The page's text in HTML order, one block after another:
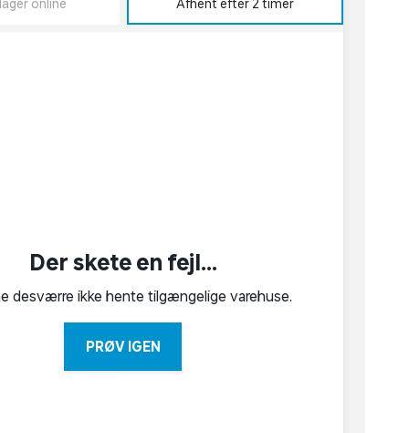
online Afhent efter 2 timer
Der skete en fejl...
desværre ikke hente tilgængelige varehuse.
PRØV IGEN